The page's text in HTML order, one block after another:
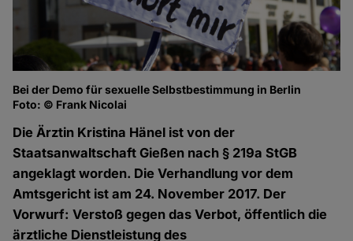
Bei der Demo für sexuelle Selbstbestimmung in Berlin
Foto: © Frank Nicolai
Die Ärztin Kristina Hänel ist von der
Staatsanwaltschaft Gießen nach § 219a StGB
angeklagt worden. Die Verhandlung vor dem
Amtsgericht ist am 24. November 2017. Der
Vorwurf: Verstoß gegen das Verbot, öffentlich die
ärztliche Dienstleistung des